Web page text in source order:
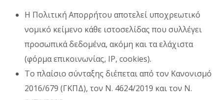
Η Πολιτική Απορρήτου αποτελεί υποχρεωτικό
νομικό κείμενο κάθε ιστοσελίδας που συλλέγει
προσωπικά δεδομένα, ακόμη και τα ελάχιστα
(φόρμα επικοινωνίας, IP, cookies).
Το πλαίσιο σύνταξης διέπεται από τον Κανονισμό
2016/679 (ΓΚΠΔ), τον Ν. 4624/2019 και τον Ν.